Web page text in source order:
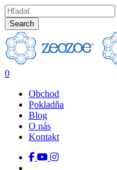
Skip
to
main
content
Search
Close
Search
search
0
Obchod
Pokladňa
Blog
O nás
Kontakt
facebook
youtubeinstagram
tiktok